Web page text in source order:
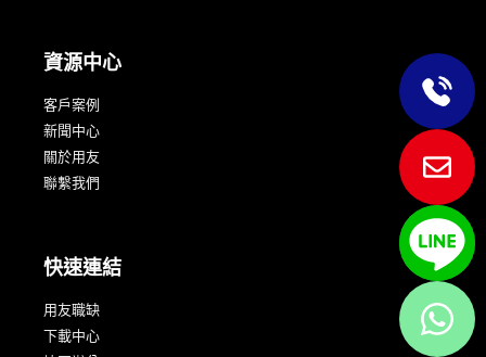
資源中心
客戶案例
新聞中心
關於用友
聯繫我們
快速連結
用友職缺
下載中心